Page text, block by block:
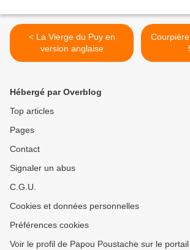
< La Vierge du Puy en
version anglaise
Hébergé par Overblog
Top articles
Pages
Contact
Signaler un abus
C.G.U.
Cookies et données personnelles
Préférences cookies
Voir le profil de Papou Poustache sur le